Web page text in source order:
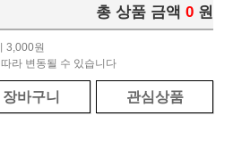
총 상품 금액 0 원
3,000원
라 변동될 수 있습니다
장바구니 관심상품